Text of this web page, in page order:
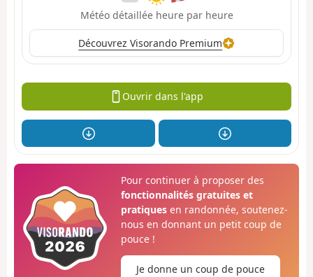
Météo détaillée heure par heure
Découvrez Visorando Premium
Ouvrir dans l'app
Pour continuer à proposer des
fonctionnalités gratuites et
pratiquesen randonnée, soutenez-
nous en donnant un petit coup de
pouce !
Je donne un coup de pouce